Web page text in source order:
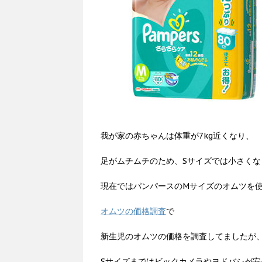
我が家の赤ちゃんは体重が7kg近くなり、
足がムチムチのため、Sサイズでは小さくな
現在ではパンパースのMサイズのオムツを使
オムツの価格調査で
新生児のオムツの価格を調査してましたが、